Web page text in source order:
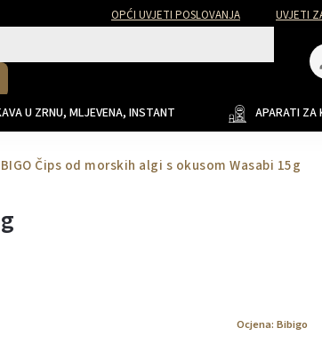
OPĆI UVJETI POSLOVANJA UVJETI
U ZRNU, MLJEVENA, INSTANT APARATI ZA
Čips od morskih algi s okusom Wasabi 15g
Ocjena: Bibigo